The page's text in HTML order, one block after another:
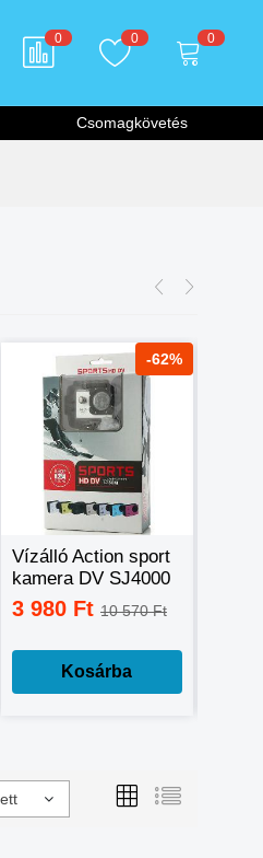
0 0 0
Csomagkövetés
-62%
Vízálló Action sport
kamera DV SJ4000
Full HD HDMI
H.264 Car DVR
3 980 Ft 10 570 Ft
Kosárba